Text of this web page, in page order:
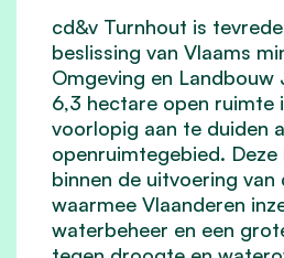
cd&v Turnhout is
beslissing van Vlaams
Omgeving en Landbouw
6,3 hectare open ruimte
voorlopig aan te duiden
openruimtegebied.
binnen de uitvoering van
waarmee Vlaanderen
waterbeheer en een